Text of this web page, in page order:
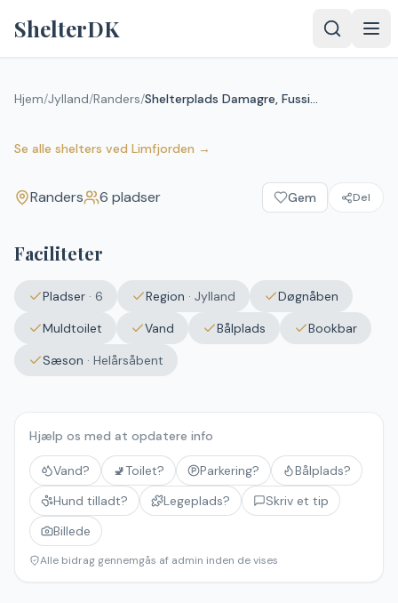
ShelterDK
Hjem/Jylland/Randers/ Shelterplads Damagre, Fussingø - shelter nr. 2 (bookbar)
Se alle shelters ved Limfjorden →
Upload et
godkendelse.
billede
Ingen fil valgt
(bookbar)
Randers
Randers 6 pladser Gem Del
Faciliteter
Pladser · 6 Region · Jylland
Døgnåben
Muldtoilet
Vand Bålplads
Bookbar
Sæson · Helårsåbent
Hjælp os med at opdatere info
Vand? 🚽Toilet? Parkering?
Bålplads?
Hund tilladt?
Legeplads?
Skriv et tip
Billede
Alle bidrag gennemgås af admin inden de vises